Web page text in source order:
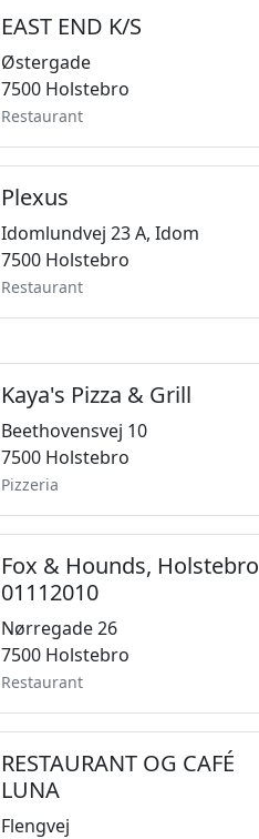
EAST END K/S
Østergade
7500 Holstebro
Restaurant
Plexus
Idomlundvej 23 A, Idom
7500 Holstebro
Restaurant
Kaya's Pizza & Grill
Beethovensvej 10
7500 Holstebro
Pizzeria
Fox & Hounds, Holstebro
01112010
Nørregade 26
7500 Holstebro
Restaurant
RESTAURANT OG CAFÉ
LUNA
Flengvej